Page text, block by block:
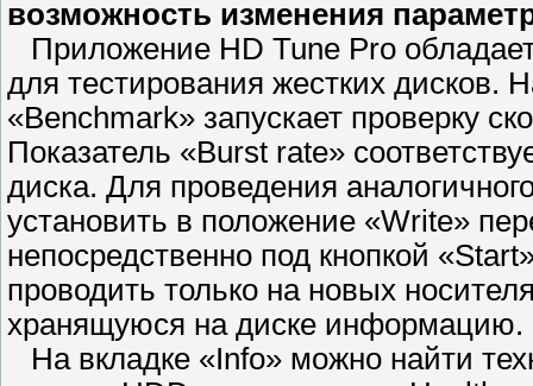
возможность изменения
Приложение HD Tune Pro
для тестирования жестких дисков.
«Benchmark» запускает проверку
Показатель «Burst rate»
диска. Для проведения
установить в положение «Write»
непосредственно под кнопкой
проводить только на новых
хранящуюся на диске информацию.
На вкладке «Info» можно найти